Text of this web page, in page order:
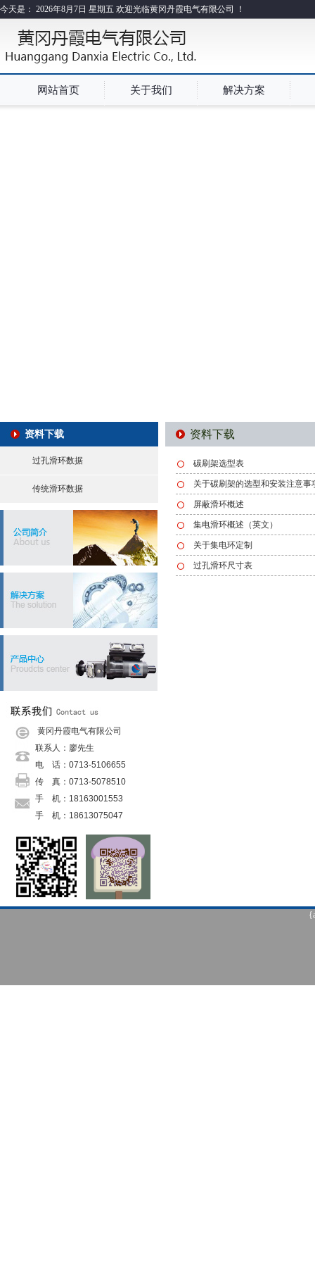
今天是： 2026年8月7日 星期五 欢迎光临黄冈丹霞电气有限公司 ！
网站首页 关于我们 解决方案
资料下载
过孔滑环数据
传统滑环数据
黄冈丹霞电气有限公司
联系人：廖先生
电 话：0713-5106655
传 真：0713-5078510
手 机：18163001553
手 机： 18613075047
18271533530
传 真：0713-5078510
邮 箱：danxiadianqi@126.com
网 址：danxiadianqi@126.com
地 址：罗田县栗子坳村二组
资料下载
碳刷架选型表
关于碳刷架的选型和安装注意事
屏蔽滑环概述
集电滑环概述（英文）
关于集电环定制
过孔滑环尺寸表